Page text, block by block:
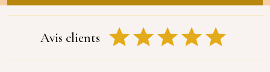
Avis clients